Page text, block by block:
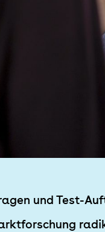
und Test-